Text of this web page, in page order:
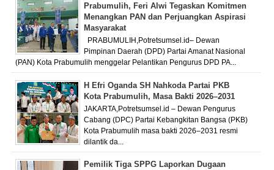
Prabumulih, Feri Alwi Tegaskan Komitmen
Menangkan PAN dan Perjuangkan Aspirasi
Masyarakat
PRABUMULIH,Potretsumsel.id– Dewan
Pimpinan Daerah (DPD) Partai Amanat Nasional
(PAN) Kota Prabumulih menggelar Pelantikan Pengurus DPD PA...
H Efri Oganda SH Nahkoda Partai PKB
Kota Prabumulih, Masa Bakti 2026–2031
JAKARTA,Potretsumsel.id – Dewan Pengurus
Cabang (DPC) Partai Kebangkitan Bangsa (PKB)
Kota Prabumulih masa bakti 2026–2031 resmi
dilantik da...
Pemilik Tiga SPPG Laporkan Dugaan